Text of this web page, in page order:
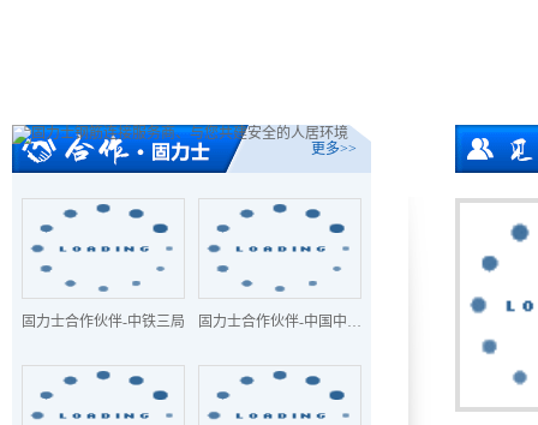
更多>>
固力士合作伙伴-中铁三局 固力士合作伙伴-中国中铁十局